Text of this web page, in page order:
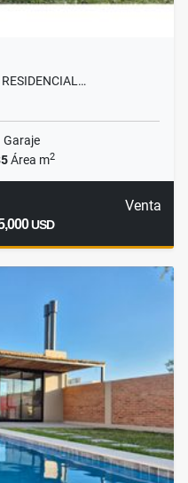
Garaje
Área m2
Venta
USD